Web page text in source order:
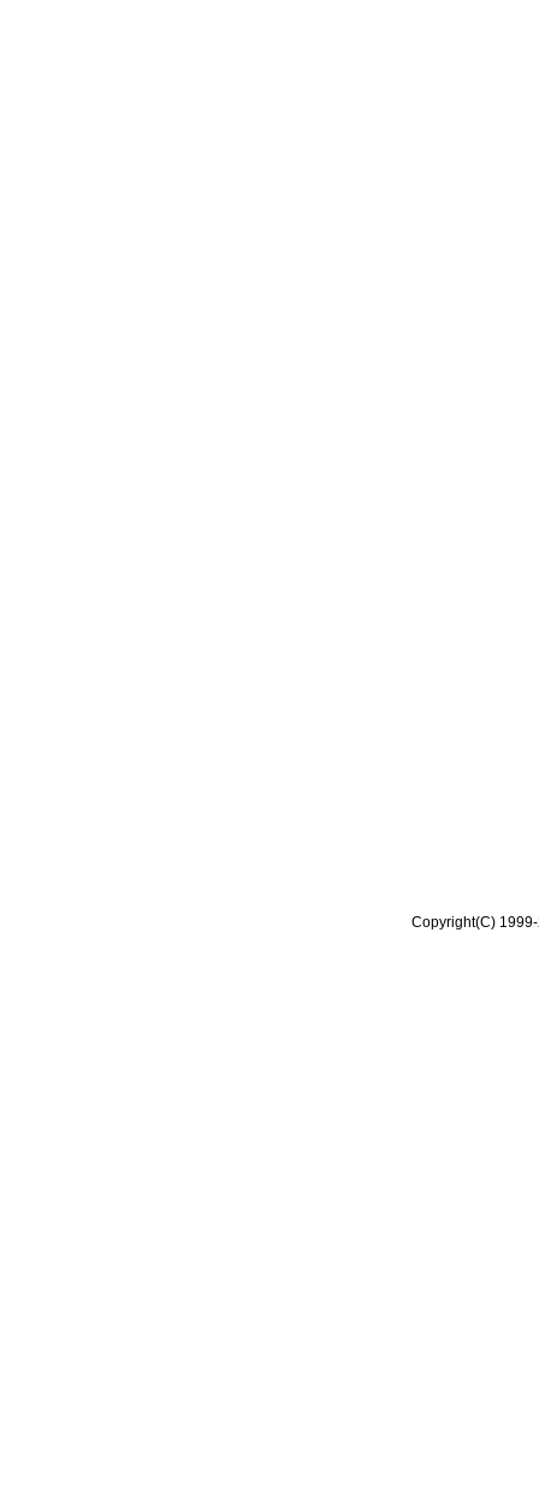
Copyright(C)